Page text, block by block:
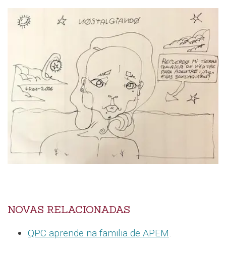
NOVAS RELACIONADAS
QPC aprende na familia de APEM.